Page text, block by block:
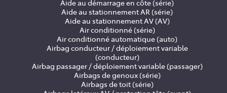
Aide au démarrage en côte (série)
Aide au stationnement AR (série)
Aide au stationnement AV (AV)
Air conditionné (série)
Air conditionné automatique (auto)
Airbag conducteur / déploiement variable
(conducteur)
Airbag passager / déploiement variable (passager)
Airbags de genoux (série)
Airbags de toit (série)